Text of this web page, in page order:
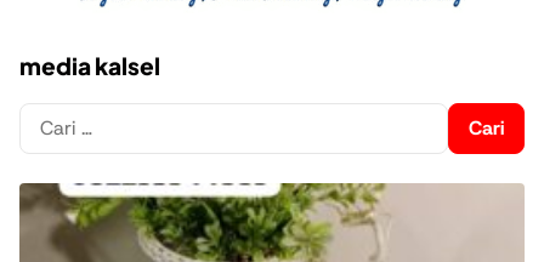
media kalsel
Cari
untuk: